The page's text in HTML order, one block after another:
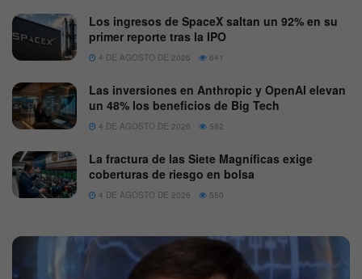
Los ingresos de SpaceX saltan un 92% en su
primer reporte tras la IPO
4 DE AGOSTO DE 2026 641
Las inversiones en Anthropic y OpenAI elevan
un 48% los beneficios de Big Tech
4 DE AGOSTO DE 2026 582
La fractura de las Siete Magníficas exige
coberturas de riesgo en bolsa
4 DE AGOSTO DE 2026 550